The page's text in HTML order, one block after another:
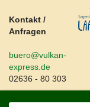
Kontakt /
Anfragen
buero@vulkan-
express.de
02636 - 80 303